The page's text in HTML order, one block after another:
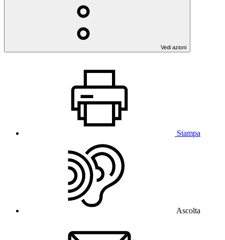
Vedi azioni
Stampa
Ascolta